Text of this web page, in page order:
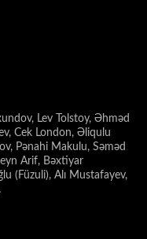
Lev Tolstoy, Əhməd
Cek London, Əliqulu
Pənahi Makulu, Səməd
Arif, Bəxtiyar
(Füzuli), Alı Mustafayev,